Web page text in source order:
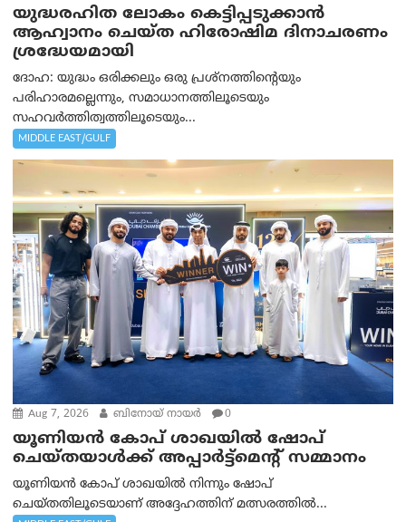
യുദ്ധരഹിത ലോകം കെട്ടിപ്പടുക്കാന്‍
ആഹ്വാനം ചെയ്ത ഹിരോഷിമ ദിനാചരണം
ശ്രദ്ധേയമായി
ദോഹ: യുദ്ധം ഒരിക്കലും ഒരു പ്രശ്‌നത്തിന്റെയും
പരിഹാരമല്ലെന്നും, സമാധാനത്തിലൂടെയും
സഹവര്‍ത്തിത്വത്തിലൂടെയും...
MIDDLE EAST/GULF
Aug 7, 2026 ബിനോയ് നായര്‍ 0
യൂണിയൻ കോപ് ശാഖയിൽ ഷോപ്
ചെയ്തയാൾക്ക് അപ്പാർട്ട്മെന്റ് സമ്മാനം
യൂണിയൻ കോപ് ശാഖയിൽ നിന്നും ഷോപ്
ചെയ്തതിലൂടെയാണ് അദ്ദേഹത്തിന് മത്സരത്തിൽ...